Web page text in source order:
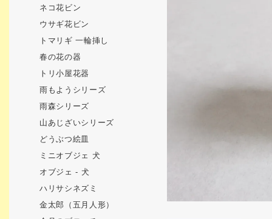
ネコ花ビン
ウサギ花ビン
トマリギ 一輪挿し
春の花の器
トリ小屋花器
雨もようシリーズ
雨森シリーズ
山あじざいシリーズ
どうぶつ絵皿
ミニオブジェ 犬
オブジェ - 犬
ハリサシネズミ
金太郎（五月人形）